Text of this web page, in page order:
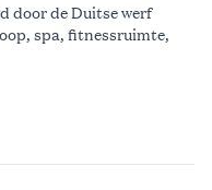
door de Duitse werf
spa, fitnessruimte,